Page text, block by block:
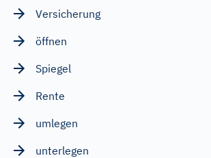
Versicherung
öffnen
Spiegel
Rente
umlegen
unterlegen